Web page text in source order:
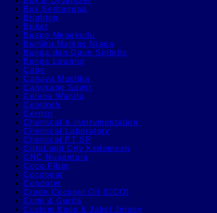
Box Serbaguna
Brighton
Briket
Buang Mengkudu
Bumiku Markas Niaga
Bunga dan Daun Sintetis
Bunga Lawang
Cabe
Cahaya Mustika
Cangkang Sawit
Celana Wanita
Cengkeh
Cermin
Chemical & Instrumentation
Chemical Laboratory
Chemical PT SP
CitraLand City Kedamean
CNC Nusantara
Coco Fiber
Cocopeat
Condotel
Crude Coconut Oil (CCO)
Cumi & Gurita
Custom Kaos & Jaket Jersey